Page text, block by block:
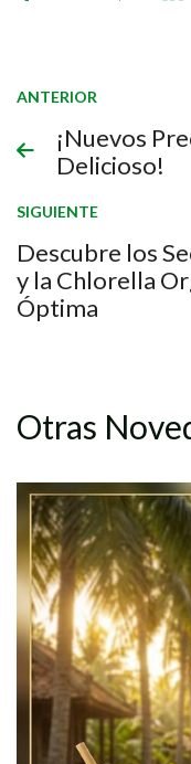
ANTERIOR
¡Nuevos
Delicioso!
SIGUIENTE
Descubre los
y la Chlorella
Óptima
Otras